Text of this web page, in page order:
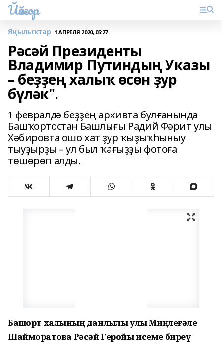
Йәйғор
Яңылыҡтар 1 АПРЕЛЯ 2020, 05:27
Рәсәй Президенты
Владимир Путиндың Указы
– беҙҙең халыҡ өсөн ҙур
бүләк".
1 февралдә беҙҙең архивта булғанында
Башҡортостан Башлығы Радий Фәрит улы
Хәбировта ошо хат ҙур ҡыҙыҡһыныу
тыуҙырҙы – ул был ҡағыҙҙы фотоға
төшөрөп алды.
Башҡорт халҡының данлыҡлы улы Миңлеғәле
Шайморатовҡа Рәсәй Геройы исеме биреү